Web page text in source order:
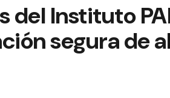
del Instituto
segura de